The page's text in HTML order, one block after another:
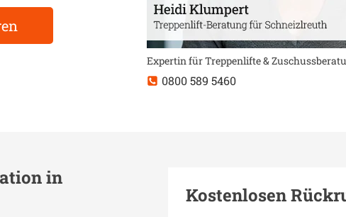
Expertin für Treppenlifte &
0800 589 5460
in
Kostenlosen